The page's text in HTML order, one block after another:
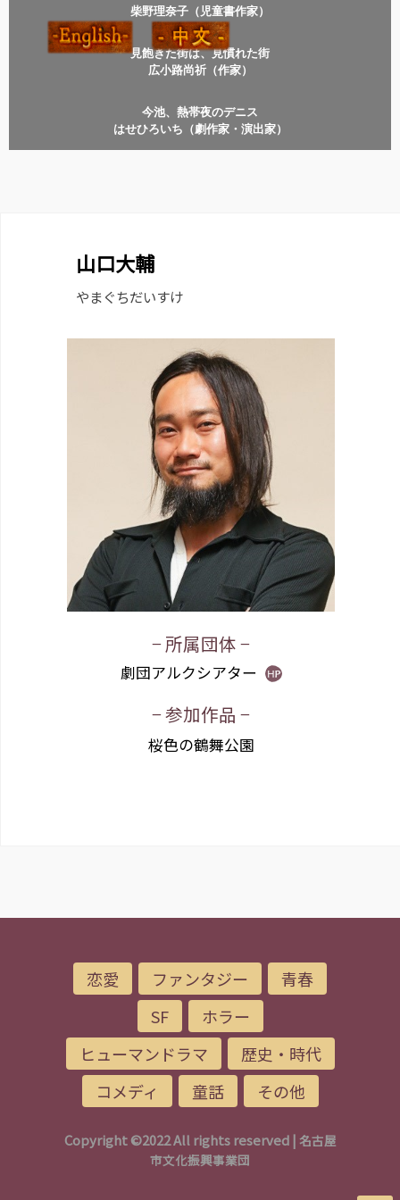
柴野理奈子（児童書作家）
見飽きた街は、見慣れた街
広小路尚祈（作家）
今池、熱帯夜のデニス
はせひろいち（劇作家・演出家）
山口大輔
やまぐちだいすけ
− 所属団体 −
劇団アルクシアター
− 参加作品 −
桜色の鶴舞公園
恋愛 ファンタジー
青春
SF
ホラー
ヒューマンドラマ
歴史・時代
コメディ
童話 その他
Copyright ©2022 All rights reserved | 名古屋
市文化振興事業団